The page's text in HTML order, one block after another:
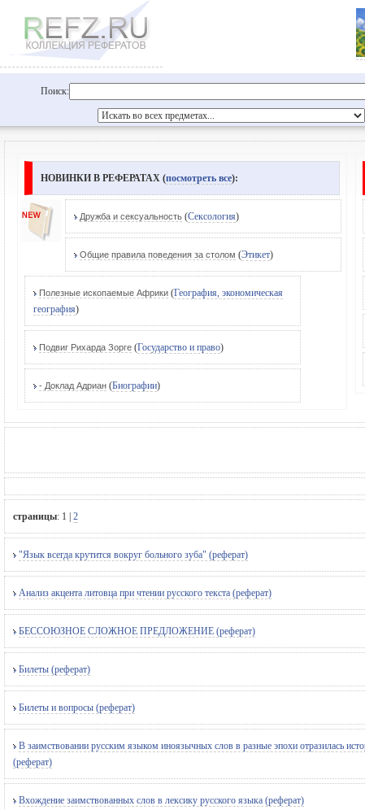
Поиск:
НОВИНКИ В РЕФЕРАТАХ (посмотреть все):
Дружба и сексуальность (Сексология)
Общие правила поведения за столом (Этикет)
Полезные ископаемые Африки (География, экономическая
география)
Подвиг Рихарда Зорге (Государство и право)
- Доклад Адриан (Биографии)
страницы: 1 2
"Язык всегда крутится вокруг больного зуба" (реферат)
Анализ акцента литовца при чтении русского текста (реферат)
БЕССОЮЗНОЕ СЛОЖНОЕ ПРЕДЛОЖЕНИЕ (реферат)
Билеты (реферат)
Билеты и вопросы (реферат)
В заимствовании русским языком иноязычных слов в разные эпохи отразилась
(реферат)
Вхождение заимствованных слов в лексику русского языка (реферат)